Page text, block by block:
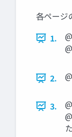
各ページ
1.
2.
3.